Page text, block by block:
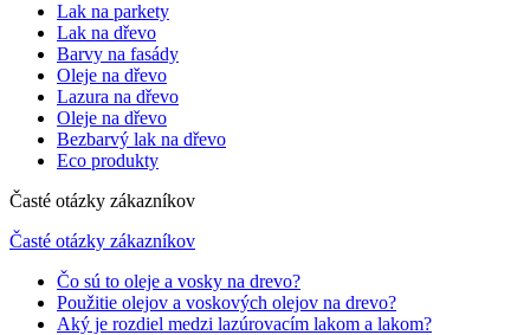
Lak na parkety
Lak na dřevo
Barvy na fasády
Oleje na dřevo
Lazura na dřevo
Oleje na dřevo
Bezbarvý lak na dřevo
Eco produkty
Časté otázky zákazníkov
Časté otázky zákazníkov
Čo sú to oleje a vosky na drevo?
Použitie olejov a voskových olejov na drevo?
Aký je rozdiel medzi lazúrovacím lakom a lakom?